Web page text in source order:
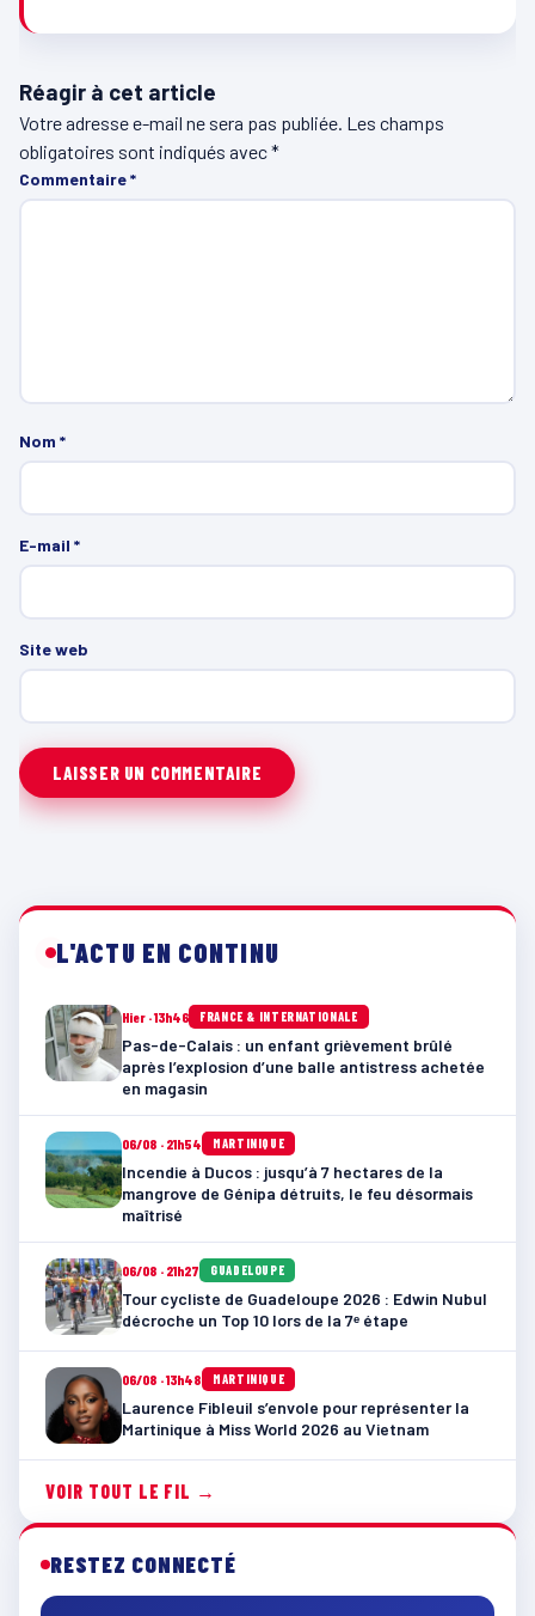
Réagir à cet article
Votre adresse e-mail ne sera pas publiée. Les champs
obligatoires sont indiqués avec*
Commentaire*
Nom *
E-mail *
Site web
L'ACTU EN CONTINU
Hier · 13h46 FRANCE & INTERNATIONALE
Pas-de-Calais : un enfant grièvement brûlé
après l’explosion d’une balle antistress achetée
en magasin
06/08 · 21h54 MARTINIQUE
Incendie à Ducos : jusqu’à 7 hectares de la
mangrove de Génipa détruits, le feu désormais
maîtrisé
06/08 · 21h27 GUADELOUPE
Tour cycliste de Guadeloupe 2026 : Edwin Nubul
décroche un Top 10 lors de la 7ᵉ étape
06/08 · 13h48 MARTINIQUE
Laurence Fibleuil s’envole pour représenter la
Martinique à Miss World 2026 au Vietnam
VOIR TOUT LE FIL →
RESTEZ CONNECTÉ